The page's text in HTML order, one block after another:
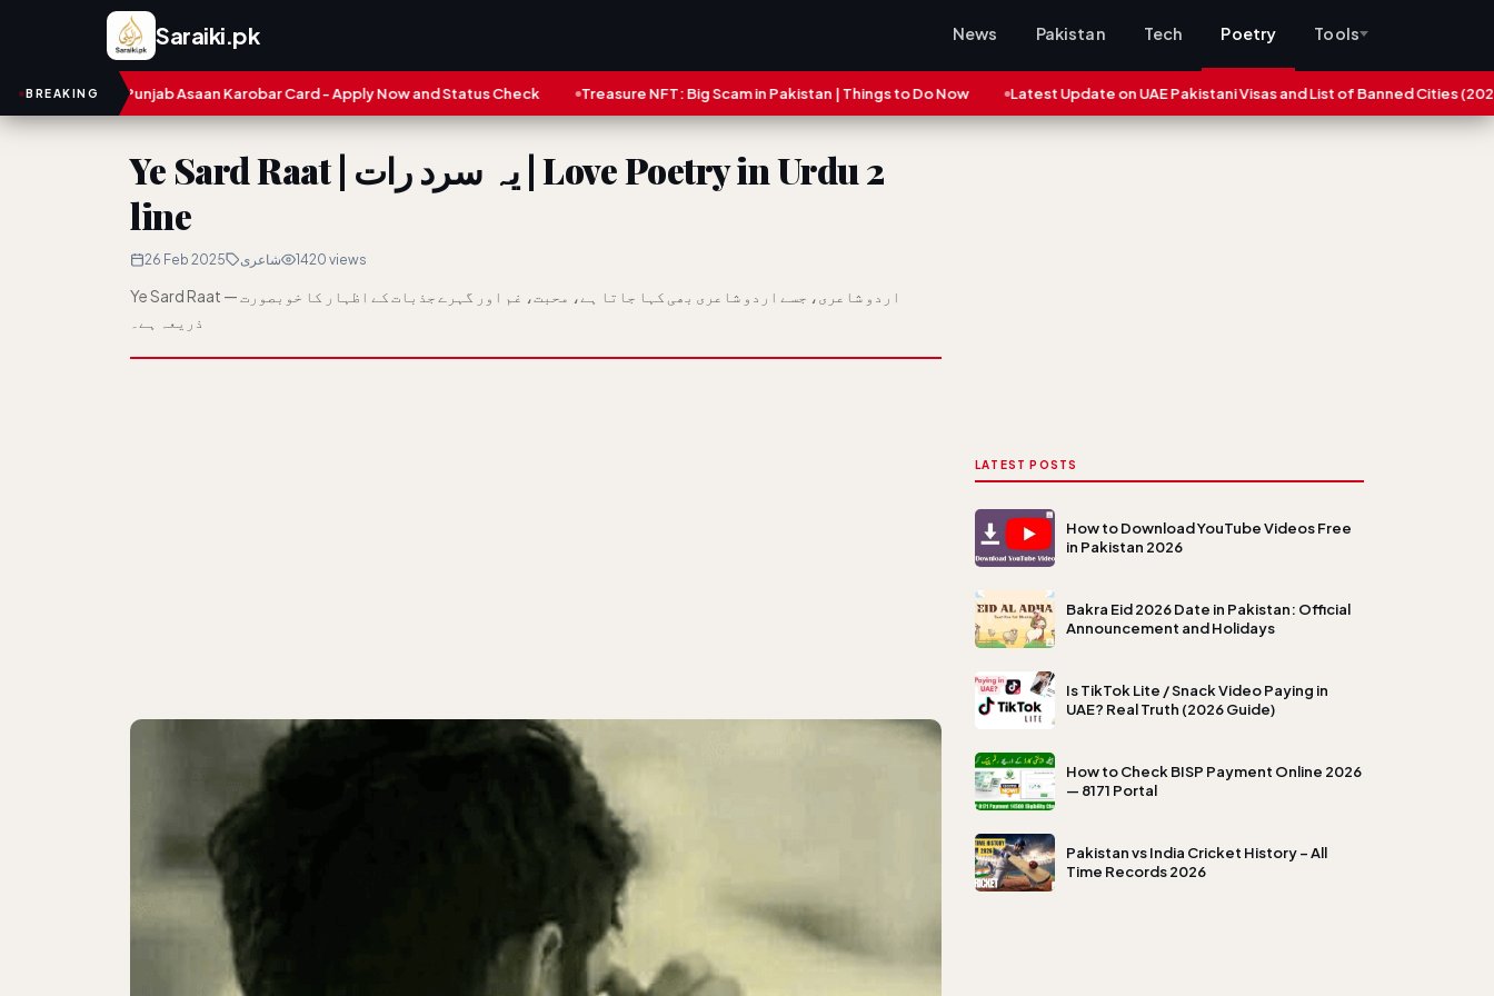
Saraiki.pk News Pakistan Tech Poetry Tools
BREAKING
Punjab Asaan Karobar Card - Apply Now and Status Check Treasure NFT: Big Scam in Pakistan | Things to Do Now Latest Update on UAE Pakistani Visas and List of Banned Cities (2025) Eid
Ye Sard Raat | یہ سرد رات | Love Poetry in Urdu 2
line
26 Feb 2025 شاعری 1420 views
Ye Sard Raat — اردو شاعری، جسے اردو شاعری بھی کہا جاتا ہے، محبت، غم اور گہرے جذبات کے اظہار کا خوبصورت
ذریعہ ہے۔
LATEST POSTS
How to Download YouTube Videos Free
in Pakistan 2026
Bakra Eid 2026 Date in Pakistan: Official
Announcement and Holidays
Is TikTok Lite / Snack Video Paying in
UAE? Real Truth (2026 Guide)
How to Check BISP Payment Online 2026
— 8171 Portal
Pakistan vs India Cricket History – All
Time Records 2026